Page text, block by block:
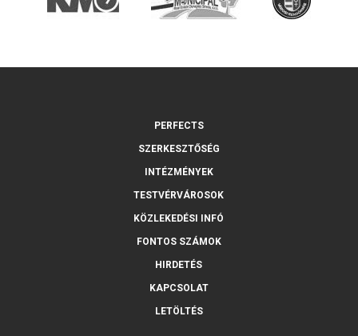
PERFECTS
SZERKESZTŐSÉG
INTÉZMÉNYEK
TESTVÉRVÁROSOK
KÖZLEKEDÉSI INFÓ
FONTOS SZÁMOK
HIRDETÉS
KAPCSOLAT
LETÖLTÉS